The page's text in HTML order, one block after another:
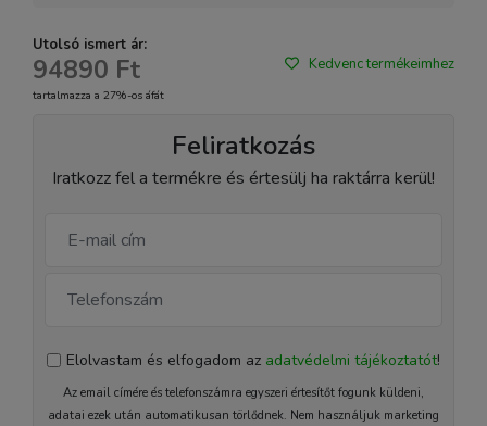
Utolsó ismert ár:
94890 Ft
tartalmazza a 27%-os áfát
Kedvenc termékeimhez
Feliratkozás
Iratkozz fel a termékre és értesülj ha raktárra kerül!
Elolvastam és elfogadom az adatvédelmi tájékoztatót!
Az email címére és telefonszámra egyszeri értesítőt fogunk küldeni,
adatai ezek után automatikusan törlődnek. Nem használjuk marketing